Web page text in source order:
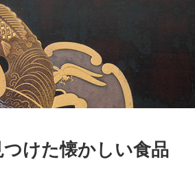
けた懐かしい食品